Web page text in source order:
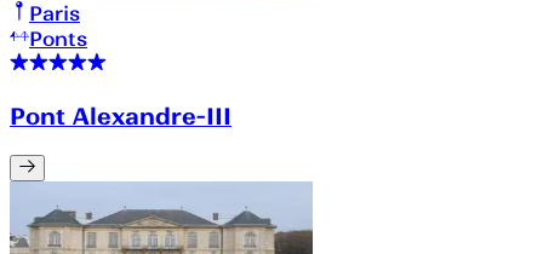
Paris
Ponts
Pont Alexandre-III